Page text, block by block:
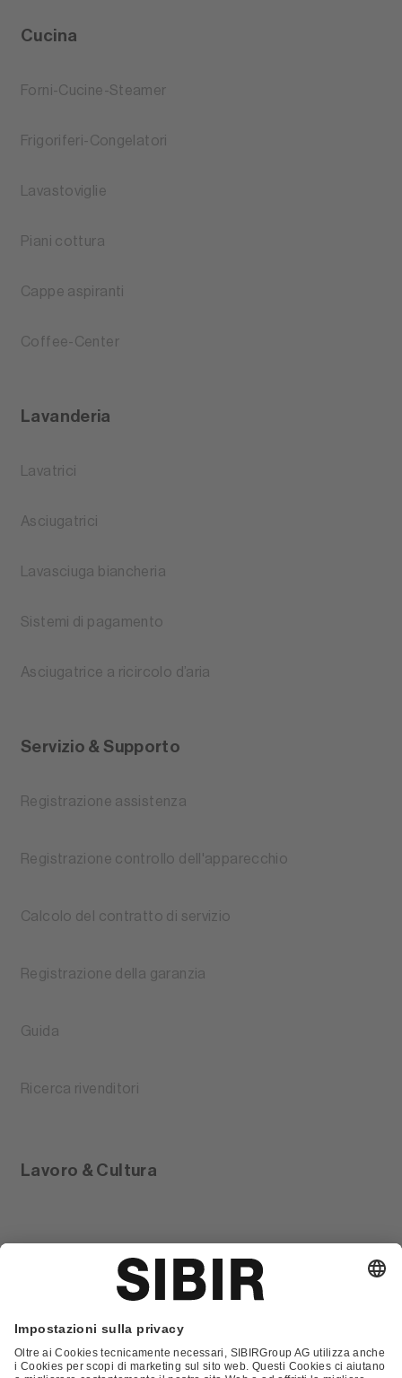
Cucina
Forni-Cucine-Steamer
Frigoriferi-Congelatori
Lavastoviglie
Piani cottura
Cappe aspiranti
Coffee-Center
Lavanderia
Lavatrici
Asciugatrici
Lavasciuga biancheria
Sistemi di pagamento
Asciugatrice a ricircolo d’aria
Servizio & Supporto
Registrazione assistenza
Registrazione controllo dell'apparecchio
Calcolo del contratto di servizio
Registrazione della garanzia
Guida
Ricerca rivenditori
Lavoro & Cultura
Contatto